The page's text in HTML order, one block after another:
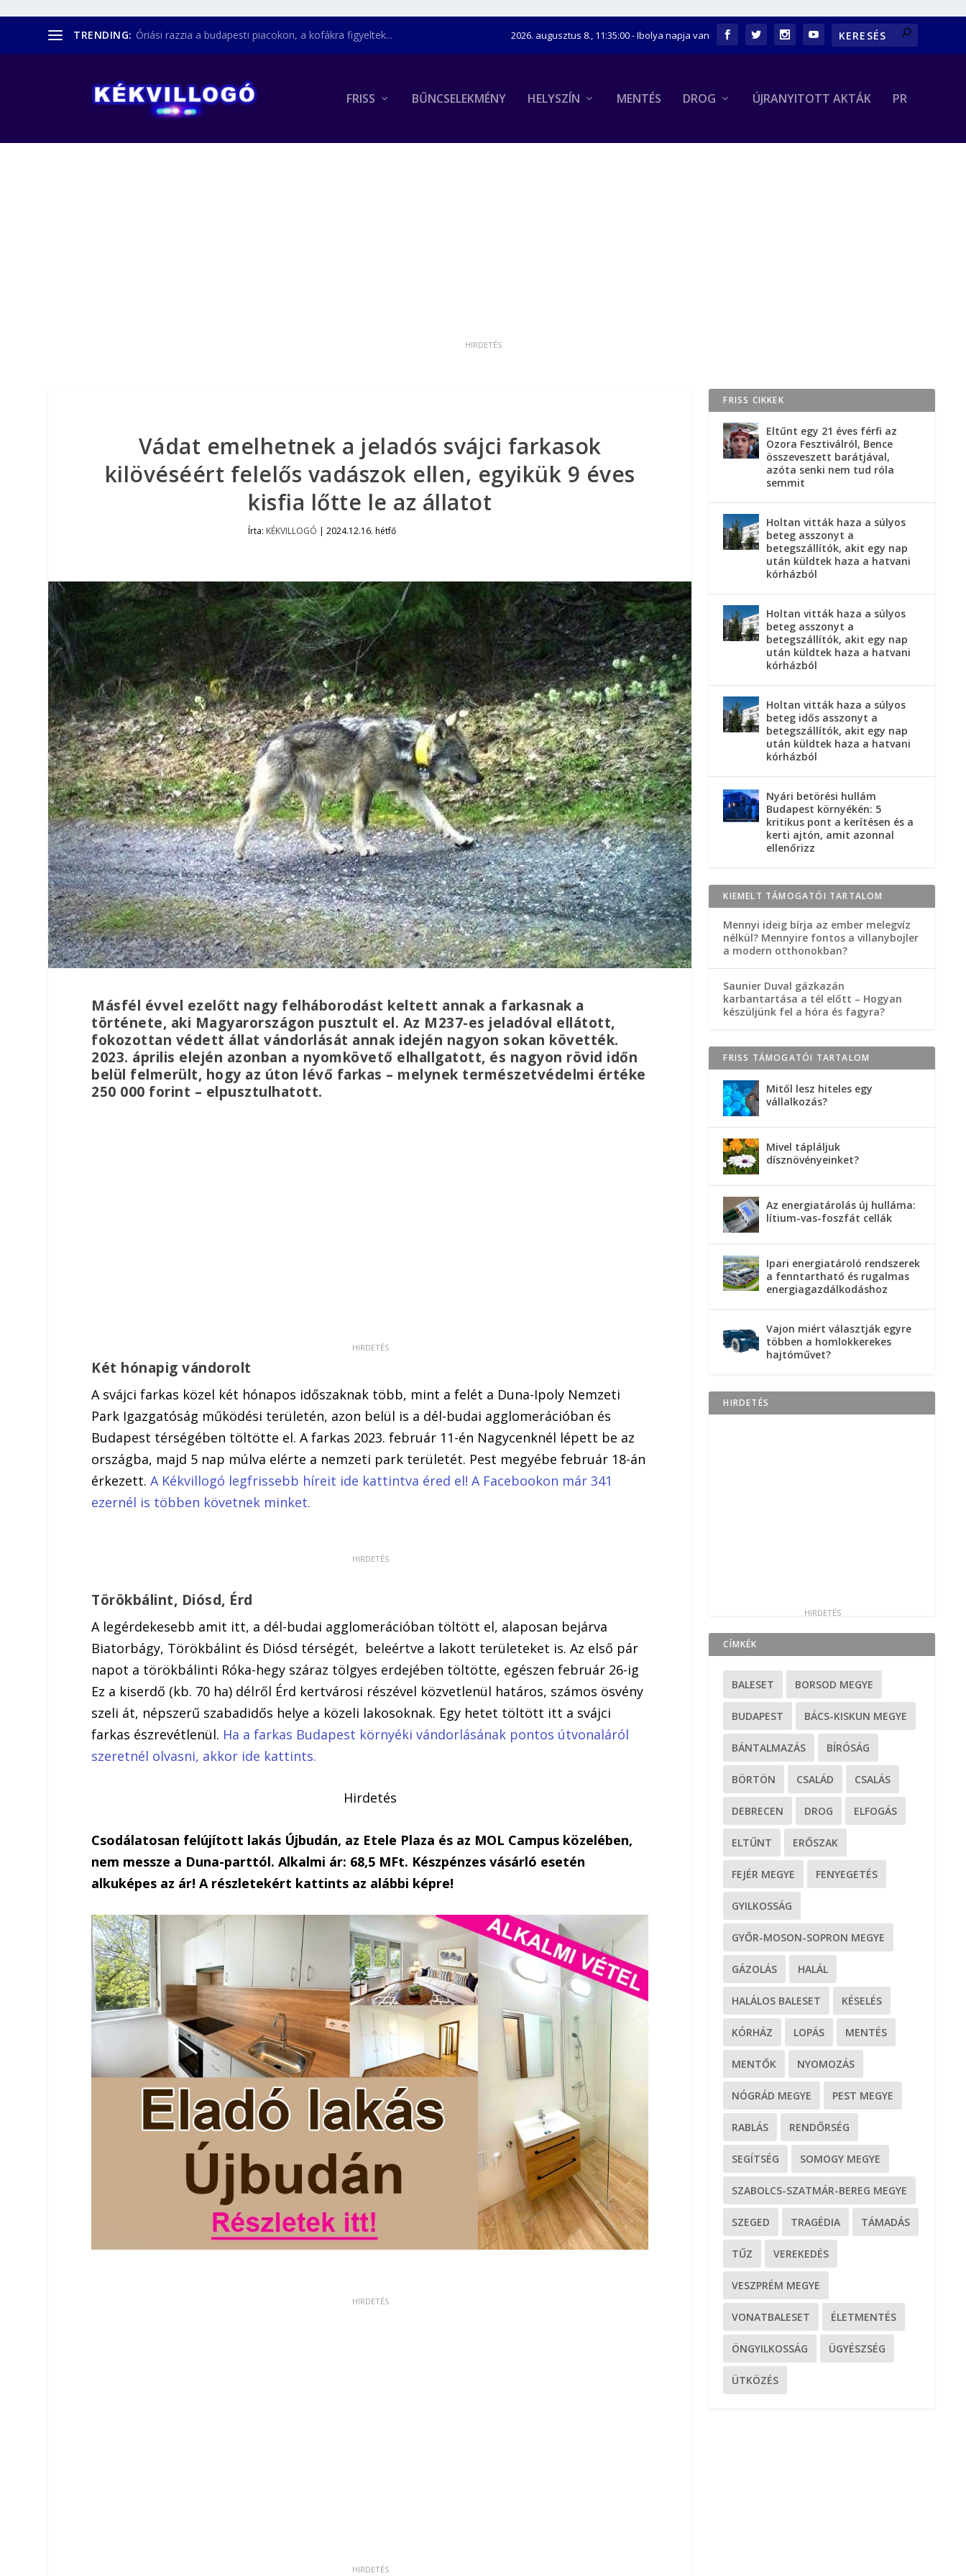
TRENDING: Óriási razzia a budapesti piacokon, a kofákra figyeltek... 2026. augusztus 8., 11:35:01- Ibolya napja van
FRISS BŰNCSELEKMÉNY HELYSZÍN MENTÉS DROG ÚJRANYITOTT AKTÁK PR
Vádat emelhetnek a jeladós svájci farkasok
kilövéséért felelős vadászok ellen, egyikük 9 éves
kisfia lőtte le az állatot
Írta: KÉKVILLOGÓ |2024.12.16. hétfő
Másfél évvel ezelőtt nagy felháborodást keltett annak a farkasnak a
története, aki Magyarországon pusztult el. Az M237-es jeladóval ellátott,
fokozottan védett állat vándorlását annak idején nagyon sokan követték.
2023. április elején azonban a nyomkövető elhallgatott, és nagyon rövid időn
belül felmerült, hogy az úton lévő farkas – melynek természetvédelmi értéke
250 000 forint – elpusztulhatott.
Két hónapig vándorolt
A svájci farkas közel két hónapos időszaknak több, mint a felét a Duna-Ipoly Nemzeti
Park Igazgatóság működési területén, azon belül is a dél-budai agglomerációban és
Budapest térségében töltötte el. A farkas 2023. február 11-én Nagycenknél lépett be az
országba, majd 5 nap múlva elérte a nemzeti park területét. Pest megyébe február 18-án
érkezett.A Kékvillogó legfrissebb híreit ide kattintva éred el! A Facebookon már 341
ezernél is többen követnek minket.
Törökbálint, Diósd, Érd
A legérdekesebb amit itt, a dél-budai agglomerációban töltött el, alaposan bejárva
Biatorbágy, Törökbálint és Diósd térségét, beleértve a lakott területeket is. Az első pár
napot a törökbálinti Róka-hegy száraz tölgyes erdejében töltötte, egészen február 26-ig
Ez a kiserdő (kb. 70 ha) délről Érd kertvárosi részével közvetlenül határos, számos ösvény
szeli át, népszerű szabadidős helye a közeli lakosoknak. Egy hetet töltött itt a svájci
farkas észrevétlenül. Ha a farkas Budapest környéki vándorlásának pontos útvonaláról
szeretnél olvasni, akkor ide kattints.
Hirdetés
Csodálatosan felújított lakás Újbudán, az Etele Plaza és az MOL Campus közelében,
nem messze a Duna-parttól. Alkalmi ár: 68,5 MFt. Készpénzes vásárló esetén
alkuképes az ár! A részletekért kattints az alábbi képre!
FRISS CIKKEK
Eltűnt egy 21 éves férfi az
Ozora Fesztiválról, Bence
összeveszett barátjával,
azóta senki nem tud róla
semmit
Holtan vitták haza a súlyos
beteg asszonyt a
betegszállítók, akit egy nap
után küldtek haza a hatvani
kórházból
Holtan vitták haza a súlyos
beteg asszonyt a
betegszállítók, akit egy nap
után küldtek haza a hatvani
kórházból
Holtan vitták haza a súlyos
beteg idős asszonyt a
betegszállítók, akit egy nap
után küldtek haza a hatvani
kórházból
Nyári betörési hullám
Budapest környékén: 5
kritikus pont a kerítésen és a
kerti ajtón, amit azonnal
ellenőrizz
KIEMELT TÁMOGATÓI TARTALOM
Mennyi ideig bírja az ember melegvíz
nélkül? Mennyire fontos a villanybojler
a modern otthonokban?
Saunier Duval gázkazán
karbantartása a tél előtt – Hogyan
készüljünk fel a hóra és fagyra?
FRISS TÁMOGATÓI TARTALOM
Mitől lesz hiteles egy
vállalkozás?
Mivel tápláljuk
dísznövényeinket?
Az energiatárolás új hulláma:
lítium-vas-foszfát cellák
Ipari energiatároló rendszerek
a fenntartható és rugalmas
energiagazdálkodáshoz
Vajon miért választják egyre
többen a homlokkerekes
hajtóművet?
HIRDETÉS
CÍMKÉK
BALESET BORSOD MEGYE
BUDAPEST BÁCS-KISKUN MEGYE
BÁNTALMAZÁS BÍRÓSÁG
BÖRTÖN CSALÁD CSALÁS
DEBRECEN DROG ELFOGÁS
ELTŰNT ERŐSZAK
FEJÉR MEGYE FENYEGETÉS
GYILKOSSÁG
GYŐR-MOSON-SOPRON MEGYE
GÁZOLÁS HALÁL
HALÁLOS BALESET KÉSELÉS
KÓRHÁZ LOPÁS MENTÉS
MENTŐK NYOMOZÁS
NÓGRÁD MEGYE PEST MEGYE
RABLÁS RENDŐRSÉG
SEGÍTSÉG SOMOGY MEGYE
SZABOLCS-SZATMÁR-BEREG MEGYE
SZEGED TRAGÉDIA TÁMADÁS
TŰZ VEREKEDÉS
VESZPRÉM MEGYE
VONATBALESET ÉLETMENTÉS
ÖNGYILKOSSÁG ÜGYÉSZSÉG
ÜTKÖZÉS